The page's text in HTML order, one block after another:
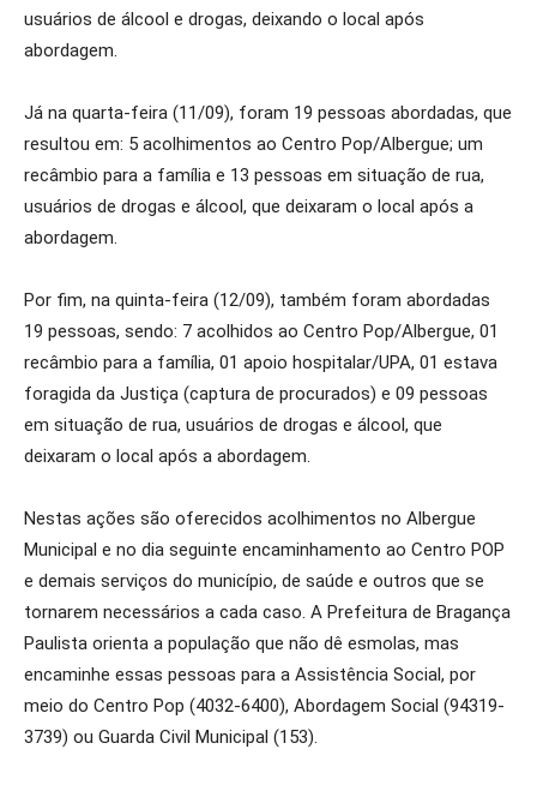
usuários de álcool e drogas, deixando o local após
abordagem.
Já na quarta-feira (11/09), foram 19 pessoas abordadas, que
resultou em: 5 acolhimentos ao Centro Pop/Albergue; um
recâmbio para a família e 13 pessoas em situação de rua,
usuários de drogas e álcool, que deixaram o local após a
abordagem.
Por fim, na quinta-feira (12/09), também foram abordadas
19 pessoas, sendo: 7 acolhidos ao Centro Pop/Albergue, 01
recâmbio para a família, 01 apoio hospitalar/UPA, 01 estava
foragida da Justiça (captura de procurados) e 09 pessoas
em situação de rua, usuários de drogas e álcool, que
deixaram o local após a abordagem.
Nestas ações são oferecidos acolhimentos no Albergue
Municipal e no dia seguinte encaminhamento ao Centro POP
e demais serviços do município, de saúde e outros que se
tornarem necessários a cada caso. A Prefeitura de Bragança
Paulista orienta a população que não dê esmolas, mas
encaminhe essas pessoas para a Assistência Social, por
meio do Centro Pop (4032-6400), Abordagem Social (94319-
3739) ou Guarda Civil Municipal (153).